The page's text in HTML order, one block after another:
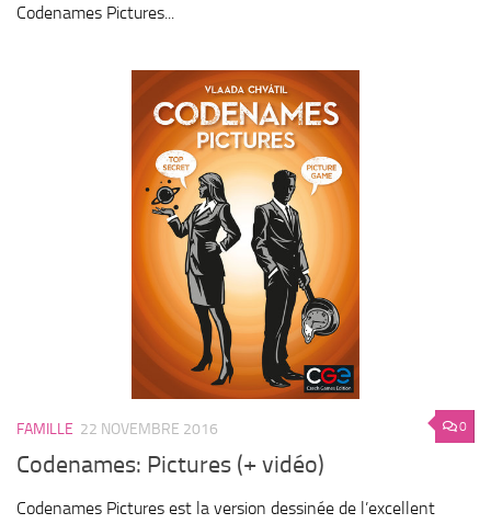
Codenames Pictures...
0
FAMILLE 22 NOVEMBRE 2016
Codenames: Pictures (+ vidéo)
Codenames Pictures est la version dessinée de l’excellent